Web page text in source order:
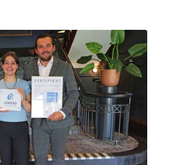
Dehoga Brandenburg.